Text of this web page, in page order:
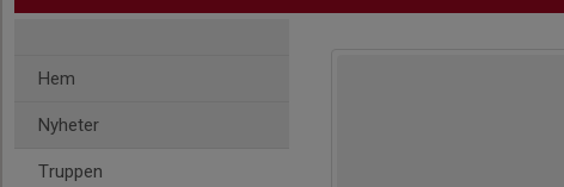
Hem
Nyheter
Truppen